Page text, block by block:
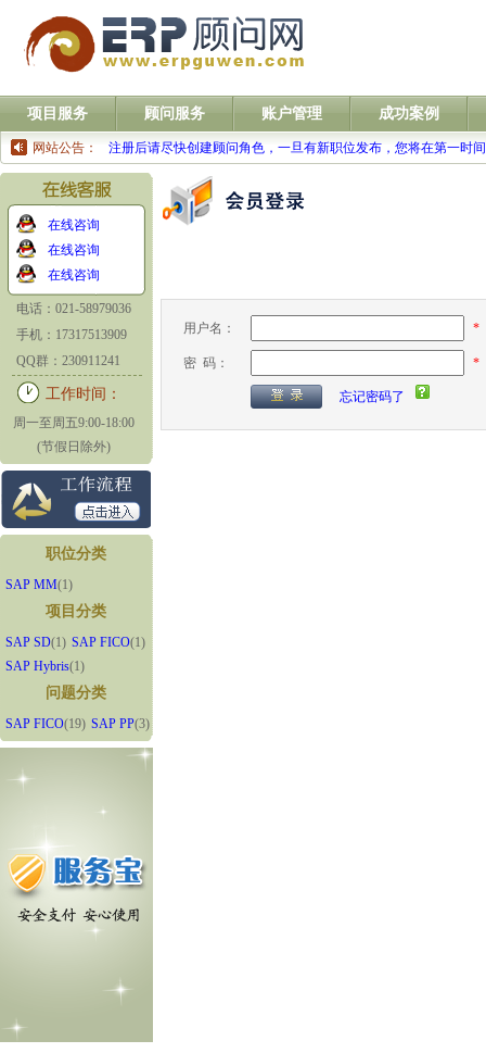
项目服务 顾问服务 账户管理 成功案例
网站公告： 注册后请尽快创建顾问角色，一旦有新职位发布，您将在第一时
在线咨询
在线咨询
在线咨询
电话：021-58979036
手机：17317513909
QQ群：230911241
工作时间：
周一至周五9:00-18:00
(节假日除外)
职位分类
SAP MM(1)
项目分类
SAP SD(1) SAP FICO(1)
SAP Hybris(1)
问题分类
SAP FICO(19) SAP PP(3)
用户名： *
密 码： *
忘记密码了